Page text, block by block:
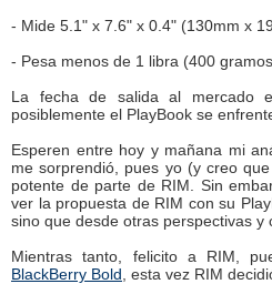
- Mide 5.1" x 7.6" x 0.4" (130mm x
- Pesa menos de 1 libra (400
La fecha de salida al mercado
posiblemente el PlayBook se
Esperen entre hoy y mañana mi
me sorprendió, pues yo (y creo
potente de parte de RIM. Sin
ver la propuesta de RIM con su
sino que desde otras perspectivas
Mientras tanto, felicito a RIM,
BlackBerry Bold , esta vez RIM